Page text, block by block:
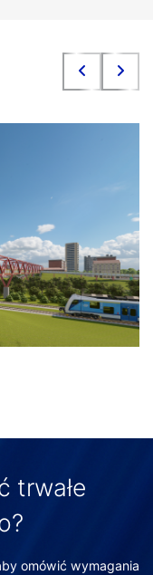
trwałe
omówić wymagania